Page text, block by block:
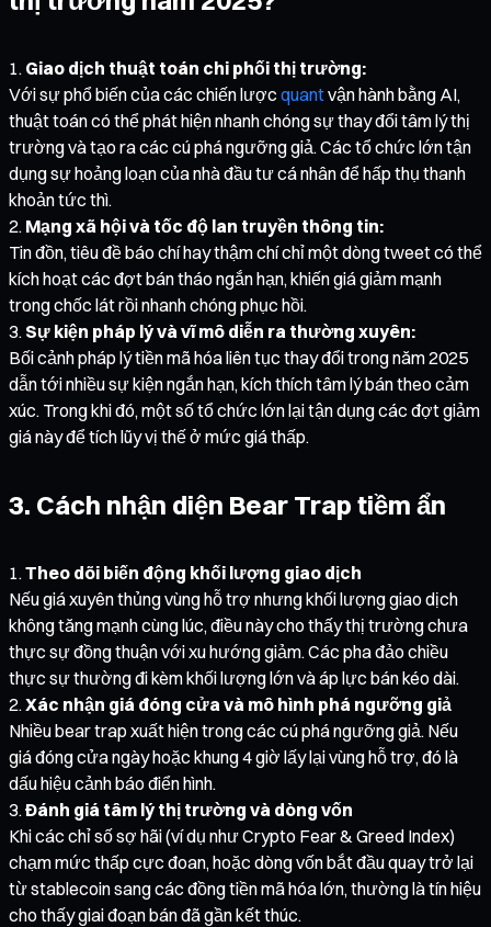
Giao dịch thuật toán chi phối thị trường:
Với sự phổ biến của các chiến lược quantvận hành bằng AI,
thuật toán có thể phát hiện nhanh chóng sự thay đổi tâm lý thị
trường và tạo ra các cú phá ngưỡng giả. Các tổ chức lớn tận
dụng sự hoảng loạn của nhà đầu tư cá nhân để hấp thụ thanh
khoản tức thì.
Mạng xã hội và tốc độ lan truyền thông tin:
Tin đồn, tiêu đề báo chí hay thậm chí chỉ một dòng tweet có thể
kích hoạt các đợt bán tháo ngắn hạn, khiến giá giảm mạnh
trong chốc lát rồi nhanh chóng phục hồi.
Sự kiện pháp lý và vĩ mô diễn ra thường xuyên:
Bối cảnh pháp lý tiền mã hóa liên tục thay đổi trong năm 2025
dẫn tới nhiều sự kiện ngắn hạn, kích thích tâm lý bán theo cảm
xúc. Trong khi đó, một số tổ chức lớn lại tận dụng các đợt giảm
giá này để tích lũy vị thế ở mức giá thấp.
3. Cách nhận diện Bear Trap tiềm ẩn
Theo dõi biến động khối lượng giao dịch
Nếu giá xuyên thủng vùng hỗ trợ nhưng khối lượng giao dịch
không tăng mạnh cùng lúc, điều này cho thấy thị trường chưa
thực sự đồng thuận với xu hướng giảm. Các pha đảo chiều
thực sự thường đi kèm khối lượng lớn và áp lực bán kéo dài.
Xác nhận giá đóng cửa và mô hình phá ngưỡng giả
Nhiều bear trap xuất hiện trong các cú phá ngưỡng giả. Nếu
giá đóng cửa ngày hoặc khung 4 giờ lấy lại vùng hỗ trợ, đó là
dấu hiệu cảnh báo điển hình.
Đánh giá tâm lý thị trường và dòng vốn
Khi các chỉ số sợ hãi (ví dụ như Crypto Fear & Greed Index)
chạm mức thấp cực đoan, hoặc dòng vốn bắt đầu quay trở lại
từ stablecoin sang các đồng tiền mã hóa lớn, thường là tín hiệu
cho thấy giai đoạn bán đã gần kết thúc.